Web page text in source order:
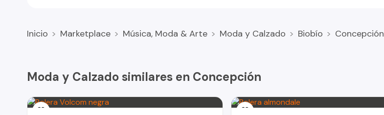
Inicio Marketplace Música, Moda & Arte Moda y Calzado Biobío Concepción
Moda y Calzado similares en Concepción